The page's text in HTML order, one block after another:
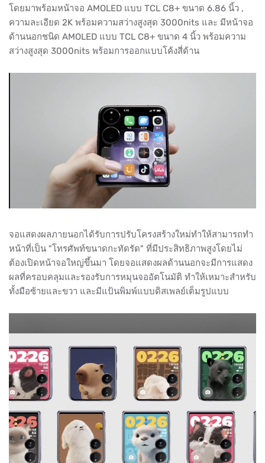
โดยมาพร้อมหน้าจอ AMOLED แบบ TCL C8+ ขนาด 6.86 นิ้ว ,
ความละเอียด 2K พร้อมความสว่างสูงสุด 3000nits และ มีหน้าจอ
ด้านนอกชนิด AMOLED แบบ TCL C8+ ขนาด 4 นิ้ว พร้อมความ
สว่างสูงสุด 3000nits พร้อมการออกแบบโค้งสี่ด้าน
จอแสดงผลภายนอกได้รับการปรับโครงสร้างใหม่ทำให้สามารถทำ
หน้าที่เป็น "โทรศัพท์ขนาดกะทัดรัด" ที่มีประสิทธิภาพสูงโดยไม่
ต้องเปิดหน้าจอใหญ่ขึ้นมา โดยจอแสดงผลด้านนอกจะมีการแสดง
ผลที่ครอบคลุมและรองรับการหมุนจออัตโนมัติ ทำให้เหมาะสำหรับ
ทั้งมือซ้ายและขวา และมีแป้นพิมพ์แบบดิสเพลย์เต็มรูปแบบ